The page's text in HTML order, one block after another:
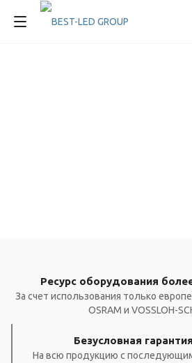
Ресурс оборудования
За счет использования только
OSRAM и VOSSLOH-
Безусловная
На всю продукцию с